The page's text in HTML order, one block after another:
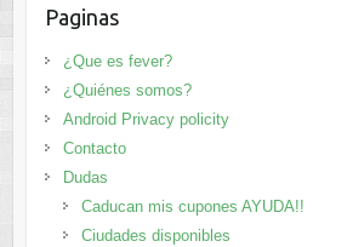
Paginas
¿Que es fever?
¿Quiénes somos?
Android Privacy policity
Contacto
Dudas
Caducan mis cupones AYUDA!!
Ciudades disponibles